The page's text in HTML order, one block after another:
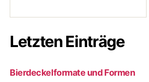
Letzten Einträge
Bierdeckelformate und Formen